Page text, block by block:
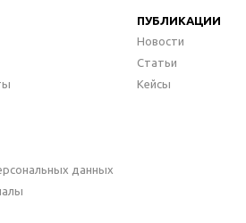
данных
ПУБЛИКАЦИИ
Новости
Статьи
Кейсы